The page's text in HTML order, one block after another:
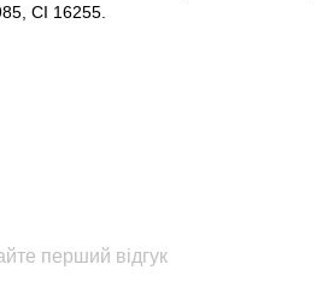
CI 16255.
перший відгук